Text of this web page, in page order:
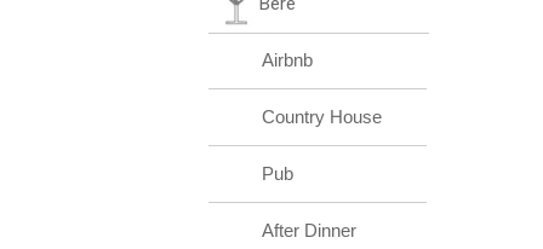
Airbnb
Country House
Pub
After Dinner